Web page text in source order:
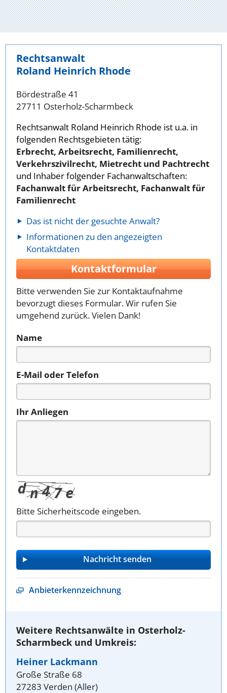
Rechtsanwalt
Roland Heinrich Rhode
Bördestraße 41
27711 Osterholz-Scharmbeck
Rechtsanwalt Roland Heinrich Rhode ist u.a. in
folgenden Rechtsgebieten tätig:
Erbrecht, Arbeitsrecht, Familienrecht,
Verkehrszivilrecht, Mietrecht und Pachtrecht
und Inhaber folgender Fachanwaltschaften:
Fachanwalt für Arbeitsrecht, Fachanwalt für
Familienrecht
Das ist nicht der gesuchte Anwalt?
Informationen zu den angezeigten
Kontaktdaten
Kontaktformular
Bitte verwenden Sie zur Kontaktaufnahme
bevorzugt dieses Formular. Wir rufen Sie
umgehend zurück. Vielen Dank!
Name
E-Mail oder Telefon
Ihr Anliegen
Bitte Sicherheitscode eingeben.
Anbieterkennzeichnung
Weitere Rechtsanwälte in Osterholz-
Scharmbeck und Umkreis:
Heiner Lackmann
Große Straße 68
27283 Verden (Aller)